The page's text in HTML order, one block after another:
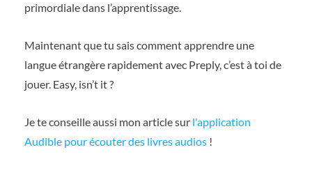
primordiale dans l’apprentissage.
Maintenant que tu sais comment apprendre une
langue étrangère rapidement avec Preply, c’est à toi de
jouer. Easy, isn’t it ?
Je te conseille aussi mon article sur l'application
Audible pour écouter des livres audios !